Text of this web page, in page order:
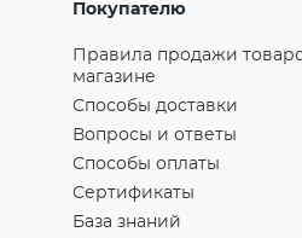
Покупателю
Правила продажи
магазине
Способы доставки
Вопросы и ответы
Способы оплаты
Сертификаты
База знаний